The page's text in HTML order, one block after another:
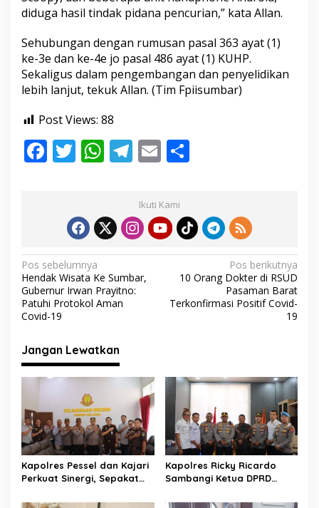
e
diduga hasil tindak pidana pencurian,” kata Allan.
Sehubungan dengan rumusan pasal 363 ayat (1)
ke-3e dan ke-4e jo pasal 486 ayat (1) KUHP.
Sekaligus dalam pengembangan dan penyelidikan
lebih lanjut, tekuk Allan. (Tim Fpiisumbar)
Post Views: 88
F
o
k
T
er
W
s
A
p
p
T
e
gr
a
m
E
ai
l e
Ikuti Kami
N
a
v
i
g
a
s
i
p
o
s
Pos sebelumnya
Hendak Wisata Ke Sumbar,
Gubernur Irwan Prayitno:
Patuhi Protokol Aman
Covid-19
Pos berikutnya
10 Orang Dokter di RSUD
Pasaman Barat
Terkonfirmasi Positif Covid-
19
Jangan Lewatkan
Kapolres Pessel dan Kajari
Perkuat Sinergi, Sepakat
yang Profesional
Kapolres Ricky Ricardo
Sambangi Ketua DPRD
Kenakalan Remaja Jadi